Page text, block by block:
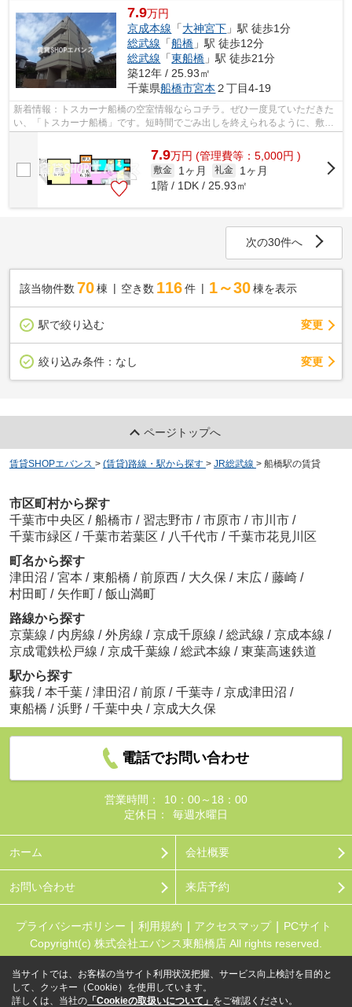
7.9万円
京成本線 「大神宮下 」駅 徒歩1分
総武線 「船橋 」駅 徒歩12分
総武線 「東船橋 」駅 徒歩21分
築12年 / 25.93㎡
千葉県船橋市宮本 ２丁目4-19
新着情報：トスカーナ船橋の空室情報ならコチラ。ぜひ一度見ていただきた
い、「トスカーナ船橋」です。短時間でごみ出しを終えられるように、敷地
7.9万円 (管理費等：5,000円 )
敷金 1ヶ月 礼金
1ヶ月
1階 / 1DK / 25.93㎡
次の30件へ
該当物件数 70棟 空き数 116 件 1～30 棟を表示
駅で絞り込む 変更
絞り込み条件： なし 変更
ページトップへ
賃貸SHOPエバンス > (賃貸)路線・駅から探す > JR総武線 > 船橋駅の賃貸
市区町村から探す
千葉市中央区 / 船橋市 / 習志野市 / 市原市 / 市川市 /
千葉市緑区 / 千葉市若葉区 / 八千代市 / 千葉市花見川区
町名から探す
津田沼 / 宮本 / 東船橋 / 前原西 / 大久保 / 末広 / 藤崎 /
村田町 / 矢作町 / 飯山満町
路線から探す
京葉線 / 内房線 / 外房線 / 京成千原線 / 総武線 / 京成本線 /
京成電鉄松戸線 / 京成千葉線 / 総武本線 / 東葉高速鉄道
駅から探す
蘇我 / 本千葉 / 津田沼 / 前原 / 千葉寺 / 京成津田沼 /
東船橋 / 浜野 / 千葉中央 / 京成大久保
電話でお問い合わせ
営業時間：
10：00～18：00
定休日：
毎週水曜日
ホーム 会社概要
お問い合わせ 来店予約
プライバシーポリシー 利用規約 アクセスマップ
PCサイト
Copyright(c) 株式会社エバンス東船橋店 All rights reserved.
当サイトでは、お客様の当サイト利用状況把握、サービス向上検討を目的と
して、クッキー（Cookie）を使用しています。
詳しくは、当社の 「Cookieの取扱いについて」 をご確認ください。